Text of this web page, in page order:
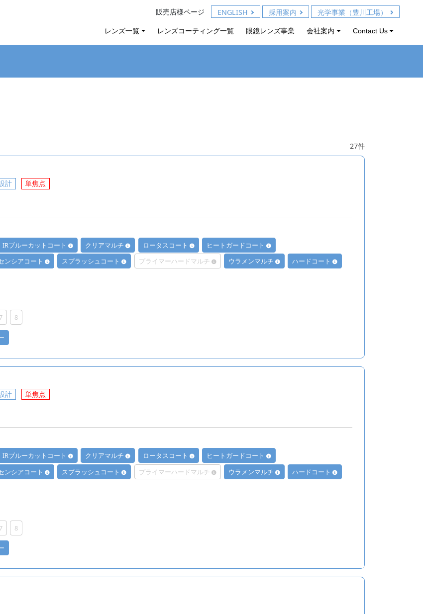
販売店様ページ ENGLISH 採用案内 光学事業（豊川工場）
レンズ一覧 レンズコーティング一覧 眼鏡レンズ事業 会社案内 Contact Us
27件
計 単焦点
IRブルーカットコート クリアマルチ ロータスコート
ヒートガードコート
ンシアコート スプラッシュコート プライマーハードマルチ ウラメンマルチ
ハードコート
7 8
計 単焦点
IRブルーカットコート クリアマルチ ロータスコート
ヒートガードコート
ンシアコート スプラッシュコート プライマーハードマルチ ウラメンマルチ
ハードコート
7 8